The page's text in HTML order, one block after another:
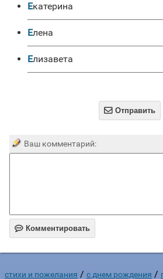
Екатерина
Елена
Елизавета
 Отправить
Ваш комментарий:
 Комментировать
стихи и пожелания / c днем рождения /